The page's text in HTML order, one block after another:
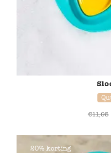
€11,95
20% korting